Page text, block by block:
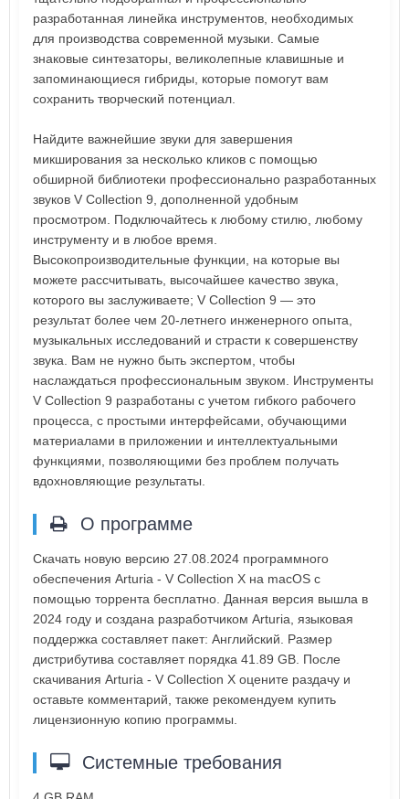
разработанная линейка инструментов, необходимых
для производства современной музыки. Самые
знаковые синтезаторы, великолепные клавишные и
запоминающиеся гибриды, которые помогут вам
сохранить творческий потенциал.
Найдите важнейшие звуки для завершения
микширования за несколько кликов с помощью
обширной библиотеки профессионально разработанных
звуков V Collection 9, дополненной удобным
просмотром. Подключайтесь к любому стилю, любому
инструменту и в любое время.
Высокопроизводительные функции, на которые вы
можете рассчитывать, высочайшее качество звука,
которого вы заслуживаете; V Collection 9 — это
результат более чем 20-летнего инженерного опыта,
музыкальных исследований и страсти к совершенству
звука. Вам не нужно быть экспертом, чтобы
наслаждаться профессиональным звуком. Инструменты
V Collection 9 разработаны с учетом гибкого рабочего
процесса, с простыми интерфейсами, обучающими
материалами в приложении и интеллектуальными
функциями, позволяющими без проблем получать
вдохновляющие результаты.
О программе
Скачать новую версию 27.08.2024 программного
обеспечения Arturia - V Collection X на macOS с
помощью торрента бесплатно. Данная версия вышла в
2024 году и создана разработчиком Arturia, языковая
поддержка составляет пакет: Английский. Размер
дистрибутива составляет порядка 41.89 GB. После
скачивания Arturia - V Collection X оцените раздачу и
оставьте комментарий, также рекомендуем купить
лицензионную копию программы.
Системные требования